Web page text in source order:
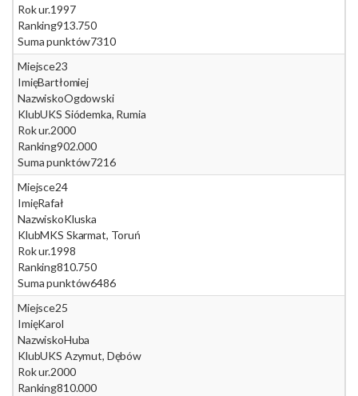
Rok ur.1997
Ranking913.750
Suma punktów7310
Miejsce23
ImięBartłomiej
NazwiskoOgdowski
KlubUKS Siódemka, Rumia
Rok ur.2000
Ranking902.000
Suma punktów7216
Miejsce24
ImięRafał
NazwiskoKluska
KlubMKS Skarmat, Toruń
Rok ur.1998
Ranking810.750
Suma punktów6486
Miejsce25
ImięKarol
NazwiskoHuba
KlubUKS Azymut, Dębów
Rok ur.2000
Ranking810.000